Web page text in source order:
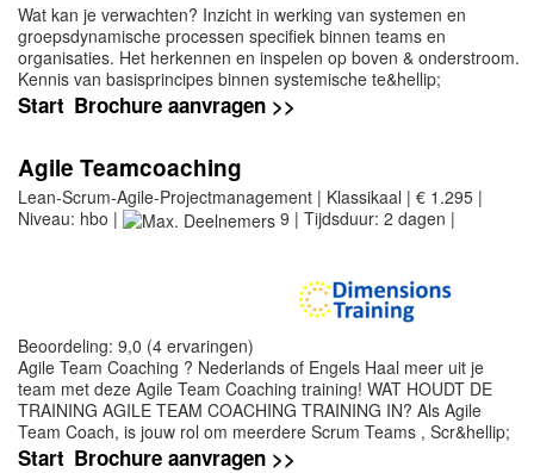
Wat kan je verwachten? Inzicht in werking van systemen en
groepsdynamische processen specifiek binnen teams en
organisaties. Het herkennen en inspelen op boven & onderstroom.
Kennis van basisprincipes binnen systemische te&hellip;
Start Brochure aanvragen >>
Agile Teamcoaching
Lean-Scrum-Agile-Projectmanagement | Klassikaal | € 1.295 |
Niveau: hbo |
9 | Tijdsduur: 2 dagen |
Beoordeling: 9,0 (4 ervaringen)
Agile Team Coaching ? Nederlands of Engels Haal meer uit je
team met deze Agile Team Coaching training! WAT HOUDT DE
TRAINING AGILE TEAM COACHING TRAINING IN? Als Agile
Team Coach, is jouw rol om meerdere Scrum Teams , Scr&hellip;
Start Brochure aanvragen >>